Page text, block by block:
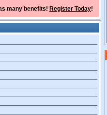
many benefits! Register Today!